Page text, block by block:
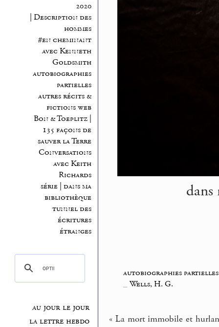
2020
| Description des
hommes
#en cheminant
avec Kenneth
Goldsmith
autobiographies
partielles
autres récits &
fictions web
Bon & Toeplitz |
135 façons de
sauver la Terre
Conversations
avec Keith
Richards
série | dans ma
bibliothèque
tunnel des
écritures
étranges
au jour le jour
la lettre hebdo
autobiographies partielles
Wells, H. G.
« La mort immobile et